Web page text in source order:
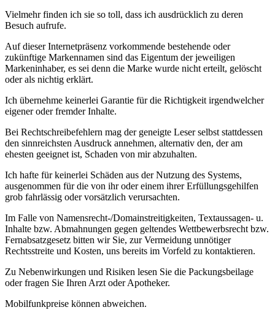
Vielmehr finden ich sie so toll, dass ich ausdrücklich zu deren
Besuch aufrufe.
Auf dieser Internetpräsenz vorkommende bestehende oder
zukünftige Markennamen sind das Eigentum der jeweiligen
Markeninhaber, es sei denn die Marke wurde nicht erteilt, gelöscht
oder als nichtig erklärt.
Ich übernehme keinerlei Garantie für die Richtigkeit irgendwelcher
eigener oder fremder Inhalte.
Bei Rechtschreibefehlern mag der geneigte Leser selbst stattdessen
den sinnreichsten Ausdruck annehmen, alternativ den, der am
ehesten geeignet ist, Schaden von mir abzuhalten.
Ich hafte für keinerlei Schäden aus der Nutzung des Systems,
ausgenommen für die von ihr oder einem ihrer Erfüllungsgehilfen
grob fahrlässig oder vorsätzlich verursachten.
Im Falle von Namensrecht-/Domainstreitigkeiten, Textaussagen- u.
Inhalte bzw. Abmahnungen gegen geltendes Wettbewerbsrecht bzw.
Fernabsatzgesetz bitten wir Sie, zur Vermeidung unnötiger
Rechtsstreite und Kosten, uns bereits im Vorfeld zu kontaktieren.
Zu Nebenwirkungen und Risiken lesen Sie die Packungsbeilage
oder fragen Sie Ihren Arzt oder Apotheker.
Mobilfunkpreise können abweichen.